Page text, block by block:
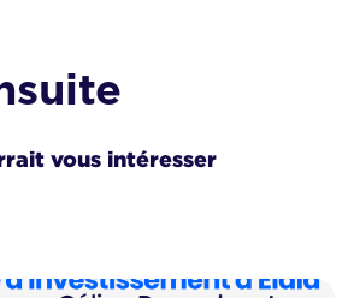
vous intéresser